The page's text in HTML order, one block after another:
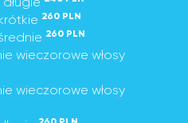
260 PLN
260 PLN
wieczorowe włosy
wieczorowe włosy